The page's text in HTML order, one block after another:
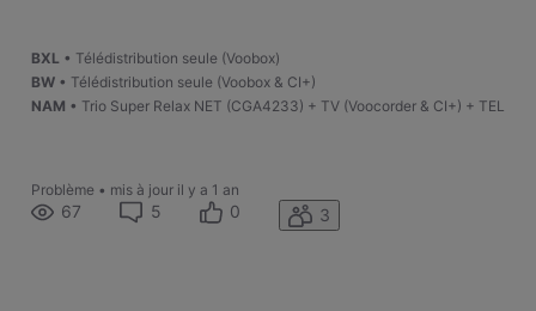
BXL • Télédistribution seule (Voobox)
BW• Télédistribution seule (Voobox & CI+)
NAM • Trio Super Relax NET (CGA4233) + TV (Voocorder & CI+) + TEL
Problème • mis à jour il y a 1 an
67 5 0 3